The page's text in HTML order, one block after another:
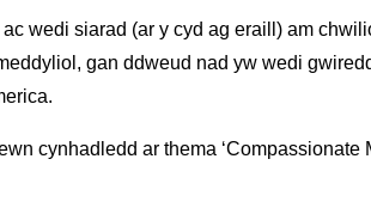
wedi siarad (ar y cyd ag eraill) am
gan ddweud nad yw wedi
cynhadledd ar thema ‘Compassionate